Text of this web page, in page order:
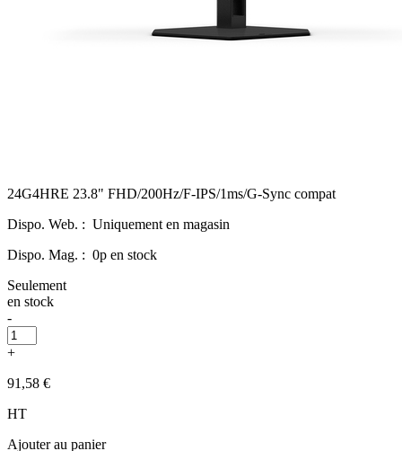
24G4HRE 23.8" FHD/200Hz/F-IPS/1ms/G-Sync compat
Dispo. Web. : Uniquement en magasin
Dispo. Mag. : 0p en stock
Seulement
en stock
-
+
91,58 €
HT
Ajouter au panier